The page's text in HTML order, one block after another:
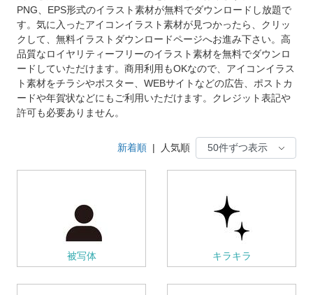
PNG、EPS形式のイラスト素材が無料でダウンロードし放題で
す。気に入ったアイコンイラスト素材が見つかったら、クリッ
クして、無料イラストダウンロードページへお進み下さい。高
品質なロイヤリティーフリーのイラスト素材を無料でダウンロ
ードしていただけます。商用利用もOKなので、アイコンイラス
ト素材をチラシやポスター、WEBサイトなどの広告、ポストカ
ードや年賀状などにもご利用いただけます。クレジット表記や
許可も必要ありません。
新着順 | 人気順
被写体 キラキラ